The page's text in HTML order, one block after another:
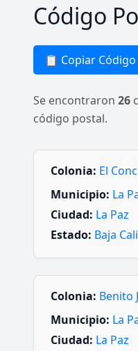
Código
📋 Copiar
Se encontraron 26
código postal.
Colonia: El
Municipio: La
Ciudad: La Paz
Estado: Baja
Colonia: Benito
Municipio: La
Ciudad: La Paz